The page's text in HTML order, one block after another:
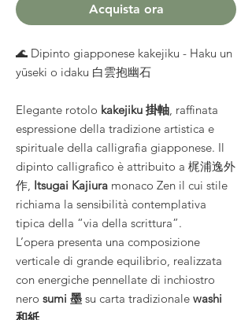
Acquista ora
🌊 Dipinto giapponese kakejiku - Haku un
yūseki o idaku 白雲抱幽石
Elegante rotolo kakejiku 掛軸, raffinata
espressione della tradizione artistica e
spirituale della calligrafia giapponese. Il
dipinto calligrafico è attribuito a 梶浦逸外
作, Itsugai Kajiura monaco Zen il cui stile
richiama la sensibilità contemplativa
tipica della “via della scrittura”.
L’opera presenta una composizione
verticale di grande equilibrio, realizzata
con energiche pennellate di inchiostro
nero sumi 墨 su carta tradizionale washi